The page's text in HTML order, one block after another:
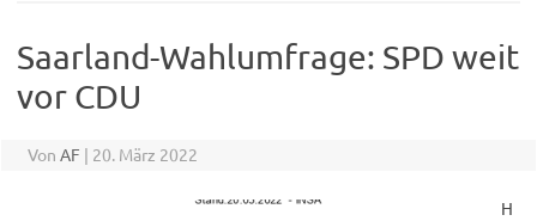
Saarland-Wahlumfrage: SPD weit
vor CDU
Von AF | 20. März 2022
H